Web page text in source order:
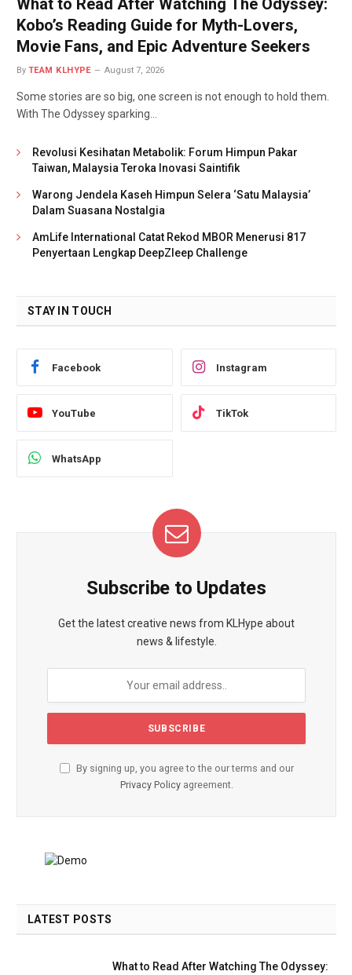
What to Read After Watching The Odyssey:
Kobo’s Reading Guide for Myth-Lovers,
Movie Fans, and Epic Adventure Seekers
By TEAM KLHYPE August 7, 2026
Some stories are so big, one screen is not enough to hold them.
With The Odyssey sparking…
Revolusi Kesihatan Metabolik: Forum Himpun Pakar
Taiwan, Malaysia Teroka Inovasi Saintifik
Warong Jendela Kaseh Himpun Selera ‘Satu Malaysia’
Dalam Suasana Nostalgia
AmLife International Catat Rekod MBOR Menerusi 817
Penyertaan Lengkap DeepZleep Challenge
STAY IN TOUCH
Facebook Instagram
YouTube TikTok
WhatsApp
Subscribe to Updates
Get the latest creative news from KLHype about
news & lifestyle.
By signing up, you agree to the our terms and our
Privacy Policyagreement.
LATEST POSTS
What to Read After Watching The Odyssey: